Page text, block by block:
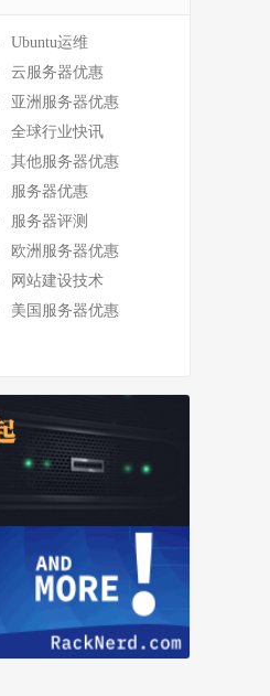
Ubuntu运维
云服务器优惠
亚洲服务器优惠
全球行业快讯
其他服务器优惠
服务器优惠
服务器评测
欧洲服务器优惠
网站建设技术
美国服务器优惠